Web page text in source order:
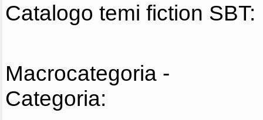
Catalogo temi fiction SBT:
Macrocategoria -
Categoria: